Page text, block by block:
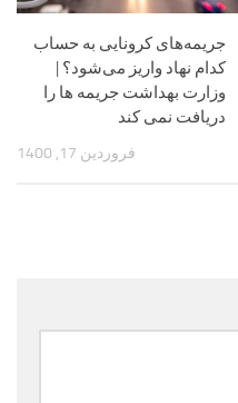
جریمه‌های کرونایی به حساب
کدام نهاد واریز می‌شود؟ |
وزارت بهداشت جریمه ها را
دریافت نمی کند
فروردین 17, 1400